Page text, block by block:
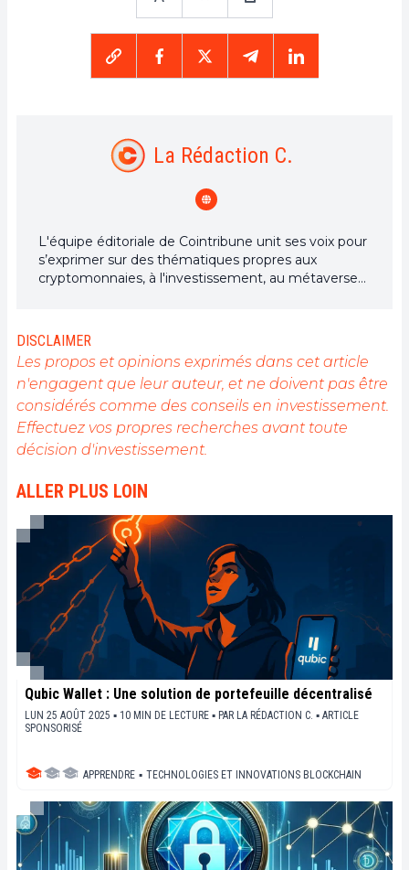
La Rédaction C.
L'équipe éditoriale de Cointribune unit ses voix pour
s’exprimer sur des thématiques propres aux
cryptomonnaies, à l'investissement, au métaverse
DISCLAIMER
Les propos et opinions exprimés dans cet article
n'engagent que leur auteur, et ne doivent pas être
considérés comme des conseils en investissement.
Effectuez vos propres recherches avant toute
décision d'investissement.
ALLER PLUS LOIN
Qubic Wallet : Une solution de portefeuille décentralisé
LUN 25 AOÛT 2025 ▪ 10 MIN DE LECTURE ▪ PAR LA RÉDACTION C. ▪ ARTICLE
SPONSORISÉ
APPRENDRE ▪ TECHNOLOGIES ET INNOVATIONS BLOCKCHAIN